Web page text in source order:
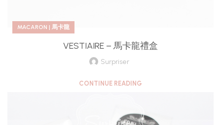
MACARON | 馬卡龍
VESTIAIRE – 馬卡龍禮盒
Surpriser
CONTINUE READING